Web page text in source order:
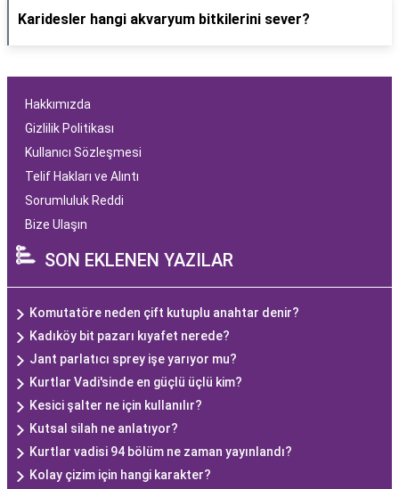
Karidesler hangi akvaryum bitkilerini sever?
Hakkımızda
Gizlilik Politikası
Kullanıcı Sözleşmesi
Telif Hakları ve Alıntı
Sorumluluk Reddi
Bize Ulaşın
SON EKLENEN YAZILAR
Komutatöre neden çift kutuplu anahtar denir?
Kadıköy bit pazarı kıyafet nerede?
Jant parlatıcı sprey işe yarıyor mu?
Kurtlar Vadi'sinde en güçlü üçlü kim?
Kesici şalter ne için kullanılır?
Kutsal silah ne anlatıyor?
Kurtlar vadisi 94 bölüm ne zaman yayınlandı?
Kolay çizim için hangi karakter?